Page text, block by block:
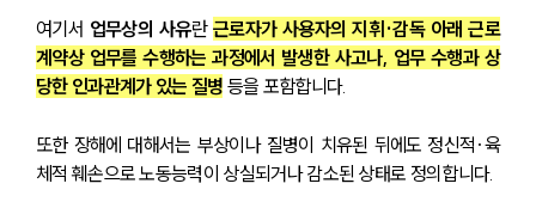
여기서 업무상의 사유란 근로자가 사용자의 지휘·감독 아래 근로
계약상 업무를 수행하는 과정에서 발생한 사고나, 업무 수행과 상
당한 인과관계가 있는 질병 등을 포함합니다.
또한 장해에 대해서는 부상이나 질병이 치유된 뒤에도 정신적·육
체적 훼손으로 노동능력이 상실되거나 감소된 상태로 정의합니다.